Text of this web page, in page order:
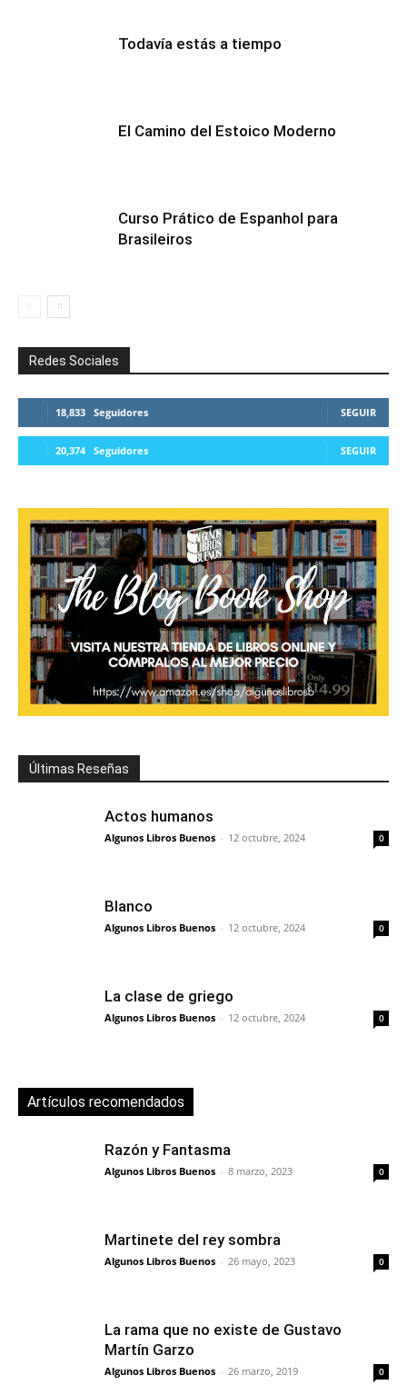
Todavía estás a tiempo
El Camino del Estoico Moderno
Curso Prático de Espanhol para
Brasileiros
Redes Sociales
18,833 Seguidores SEGUIR
20,374 Seguidores SEGUIR
Últimas Reseñas
Actos humanos
Algunos Libros Buenos - 12 octubre, 2024 0
Blanco
Algunos Libros Buenos - 12 octubre, 2024 0
La clase de griego
Algunos Libros Buenos - 12 octubre, 2024 0
Artículos recomendados
Razón y Fantasma
Algunos Libros Buenos - 8 marzo, 2023 0
Martinete del rey sombra
Algunos Libros Buenos - 26 mayo, 2023 0
La rama que no existe de Gustavo
Martín Garzo
Algunos Libros Buenos - 26 marzo, 2019 0